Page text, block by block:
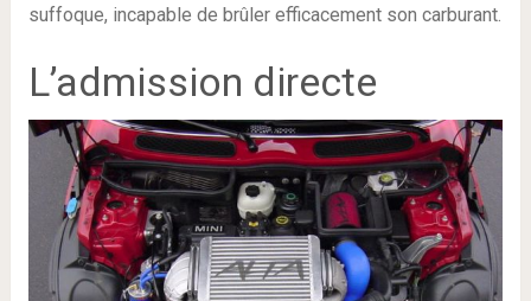
suffoque, incapable de brûler efficacement son carburant.
L’admission directe